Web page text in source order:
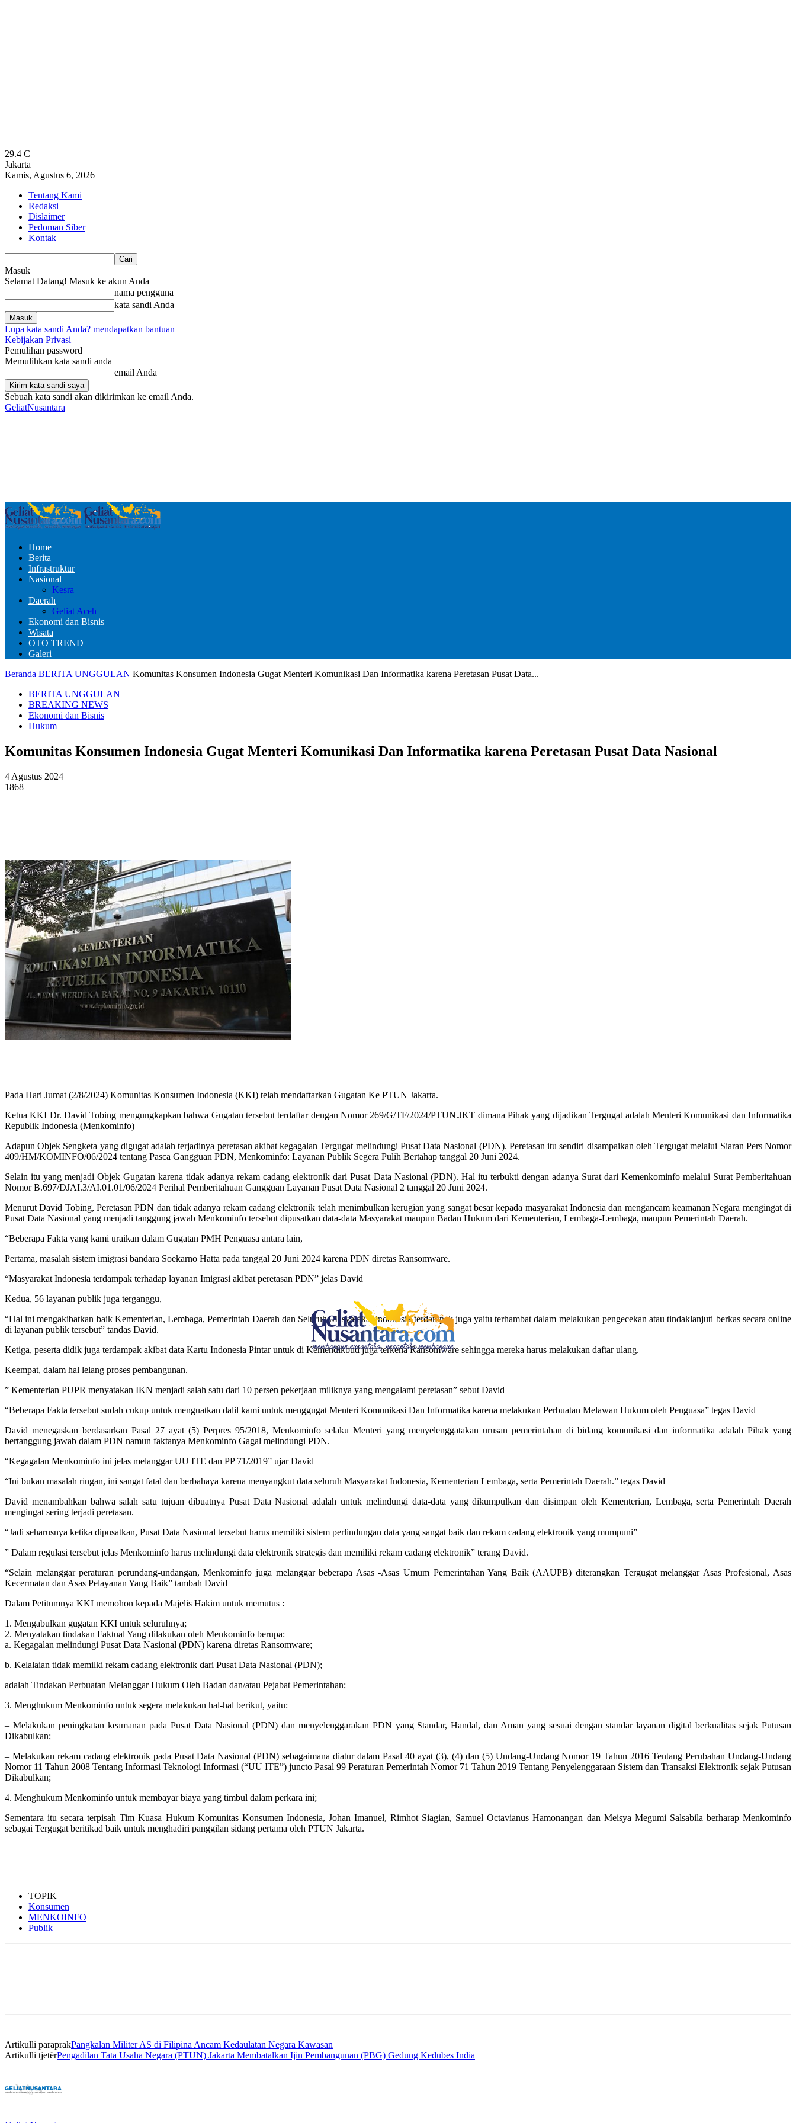
29.4 C
Jakarta
Kamis, Agustus 6, 2026
Tentang Kami
Redaksi
Dislaimer
Pedoman Siber
Kontak
Masuk
Selamat Datang! Masuk ke akun Anda
nama pengguna
kata sandi Anda
Lupa kata sandi Anda? mendapatkan bantuan
Kebijakan Privasi
Pemulihan password
Memulihkan kata sandi anda
email Anda
Sebuah kata sandi akan dikirimkan ke email Anda.
GeliatNusantara
Home
Berita
Infrastruktur
Nasional
Kesra
Daerah
Geliat Aceh
Ekonomi dan Bisnis
Wisata
OTO TREND
Galeri
Beranda BERITA UNGGULAN Komunitas Konsumen Indonesia Gugat Menteri Komunikasi Dan Informatika karena Peretasan Pusat Data...
BERITA UNGGULAN
BREAKING NEWS
Ekonomi dan Bisnis
Hukum
Komunitas Konsumen Indonesia Gugat Menteri Komunikasi Dan Informatika karena Peretasan Pusat Data Nasional
4 Agustus 2024
1868
Pada Hari Jumat (2/8/2024) Komunitas Konsumen Indonesia (KKI) telah mendaftarkan Gugatan Ke PTUN Jakarta.
Ketua KKI Dr. David Tobing mengungkapkan bahwa Gugatan tersebut terdaftar dengan Nomor 269/G/TF/2024/PTUN.JKT dimana Pihak yang dijadikan Tergugat adalah Menteri Komunikasi dan Informatika
Republik Indonesia (Menkominfo)
Adapun Objek Sengketa yang digugat adalah terjadinya peretasan akibat kegagalan Tergugat melindungi Pusat Data Nasional (PDN). Peretasan itu sendiri disampaikan oleh Tergugat melalui Siaran Pers Nomor
409/HM/KOMINFO/06/2024 tentang Pasca Gangguan PDN, Menkominfo: Layanan Publik Segera Pulih Bertahap tanggal 20 Juni 2024.
Selain itu yang menjadi Objek Gugatan karena tidak adanya rekam cadang elektronik dari Pusat Data Nasional (PDN). Hal itu terbukti dengan adanya Surat dari Kemenkominfo melalui Surat Pemberitahuan
Nomor B.697/DJAI.3/AI.01.01/06/2024 Perihal Pemberitahuan Gangguan Layanan Pusat Data Nasional 2 tanggal 20 Juni 2024.
Menurut David Tobing, Peretasan PDN dan tidak adanya rekam cadang elektronik telah menimbulkan kerugian yang sangat besar kepada masyarakat Indonesia dan mengancam keamanan Negara mengingat di
Pusat Data Nasional yang menjadi tanggung jawab Menkominfo tersebut dipusatkan data-data Masyarakat maupun Badan Hukum dari Kementerian, Lembaga-Lembaga, maupun Pemerintah Daerah.
“Beberapa Fakta yang kami uraikan dalam Gugatan PMH Penguasa antara lain,
Pertama, masalah sistem imigrasi bandara Soekarno Hatta pada tanggal 20 Juni 2024 karena PDN diretas Ransomware.
“Masyarakat Indonesia terdampak terhadap layanan Imigrasi akibat peretasan PDN” jelas David
Kedua, 56 layanan publik juga terganggu,
“Hal ini mengakibatkan baik Kementerian, Lembaga, Pemerintah Daerah dan Seluruh Masyarakat Indonesia terdampak juga yaitu terhambat dalam melakukan pengecekan atau tindaklanjuti berkas secara online
di layanan publik tersebut” tandas David.
Ketiga, peserta didik juga terdampak akibat data Kartu Indonesia Pintar untuk di Kemendikbud juga terkena Ransomware sehingga mereka harus melakukan daftar ulang.
Keempat, dalam hal lelang proses pembangunan.
” Kementerian PUPR menyatakan IKN menjadi salah satu dari 10 persen pekerjaan miliknya yang mengalami peretasan” sebut David
“Beberapa Fakta tersebut sudah cukup untuk menguatkan dalil kami untuk menggugat Menteri Komunikasi Dan Informatika karena melakukan Perbuatan Melawan Hukum oleh Penguasa” tegas David
David menegaskan berdasarkan Pasal 27 ayat (5) Perpres 95/2018, Menkominfo selaku Menteri yang menyelenggatakan urusan pemerintahan di bidang komunikasi dan informatika adalah Pihak yang
bertanggung jawab dalam PDN namun faktanya Menkominfo Gagal melindungi PDN.
“Kegagalan Menkominfo ini jelas melanggar UU ITE dan PP 71/2019” ujar David
“Ini bukan masalah ringan, ini sangat fatal dan berbahaya karena menyangkut data seluruh Masyarakat Indonesia, Kementerian Lembaga, serta Pemerintah Daerah.” tegas David
David menambahkan bahwa salah satu tujuan dibuatnya Pusat Data Nasional adalah untuk melindungi data-data yang dikumpulkan dan disimpan oleh Kementerian, Lembaga, serta Pemerintah Daerah
mengingat sering terjadi peretasan.
“Jadi seharusnya ketika dipusatkan, Pusat Data Nasional tersebut harus memiliki sistem perlindungan data yang sangat baik dan rekam cadang elektronik yang mumpuni”
” Dalam regulasi tersebut jelas Menkominfo harus melindungi data elektronik strategis dan memiliki rekam cadang elektronik” terang David.
“Selain melanggar peraturan perundang-undangan, Menkominfo juga melanggar beberapa Asas -Asas Umum Pemerintahan Yang Baik (AAUPB) diterangkan Tergugat melanggar Asas Profesional, Asas
Kecermatan dan Asas Pelayanan Yang Baik” tambah David
Dalam Petitumnya KKI memohon kepada Majelis Hakim untuk memutus :
1. Mengabulkan gugatan KKI untuk seluruhnya;
2. Menyatakan tindakan Faktual Yang dilakukan oleh Menkominfo berupa:
a. Kegagalan melindungi Pusat Data Nasional (PDN) karena diretas Ransomware;
b. Kelalaian tidak memilki rekam cadang elektronik dari Pusat Data Nasional (PDN);
adalah Tindakan Perbuatan Melanggar Hukum Oleh Badan dan/atau Pejabat Pemerintahan;
3. Menghukum Menkominfo untuk segera melakukan hal-hal berikut, yaitu:
– Melakukan peningkatan keamanan pada Pusat Data Nasional (PDN) dan menyelenggarakan PDN yang Standar, Handal, dan Aman yang sesuai dengan standar layanan digital berkualitas sejak Putusan
Dikabulkan;
– Melakukan rekam cadang elektronik pada Pusat Data Nasional (PDN) sebagaimana diatur dalam Pasal 40 ayat (3), (4) dan (5) Undang-Undang Nomor 19 Tahun 2016 Tentang Perubahan Undang-Undang
Nomor 11 Tahun 2008 Tentang Informasi Teknologi Informasi (“UU ITE”) juncto Pasal 99 Peraturan Pemerintah Nomor 71 Tahun 2019 Tentang Penyelenggaraan Sistem dan Transaksi Elektronik sejak Putusan
Dikabulkan;
4. Menghukum Menkominfo untuk membayar biaya yang timbul dalam perkara ini;
Sementara itu secara terpisah Tim Kuasa Hukum Komunitas Konsumen Indonesia, Johan Imanuel, Rimhot Siagian, Samuel Octavianus Hamonangan dan Meisya Megumi Salsabila berharap Menkominfo
sebagai Tergugat beritikad baik untuk menghadiri panggilan sidang pertama oleh PTUN Jakarta.
TOPIK
Konsumen
MENKOINFO
Publik
Artikulli paraprakPangkalan Militer AS di Filipina Ancam Kedaulatan Negara Kawasan
Artikulli tjetërPengadilan Tata Usaha Negara (PTUN) Jakarta Membatalkan Ijin Pembangunan (PBG) Gedung Kedubes India